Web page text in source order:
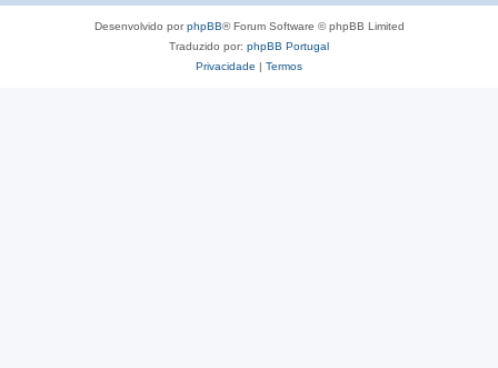
Desenvolvido porphpBB® Forum Software © phpBB Limited
Traduzido por: phpBB Portugal
Privacidade | Termos